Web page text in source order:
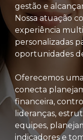
gestão e
Nossa atuação
experiência
personalizadas
oportunidades
Oferecemos
conecta
financeira,
lideranças,
equipes,
indicadores e